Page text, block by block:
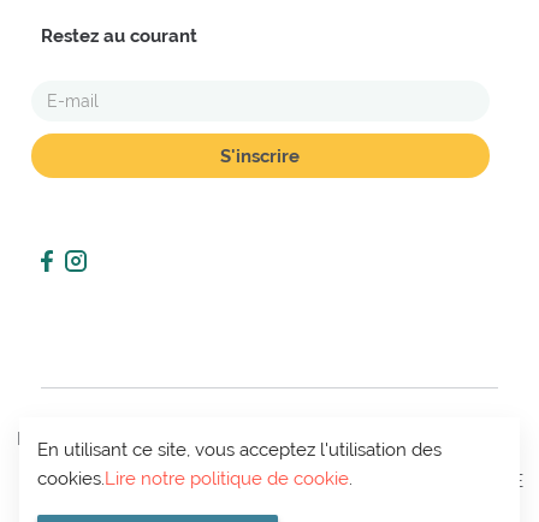
Restez au courant
E-
POLITIQUE
CONDITIONS
DE VENTE
COMPTE
En utilisant ce site, vous acceptez l'utilisation des
cookies. Lire notre politique de cookie